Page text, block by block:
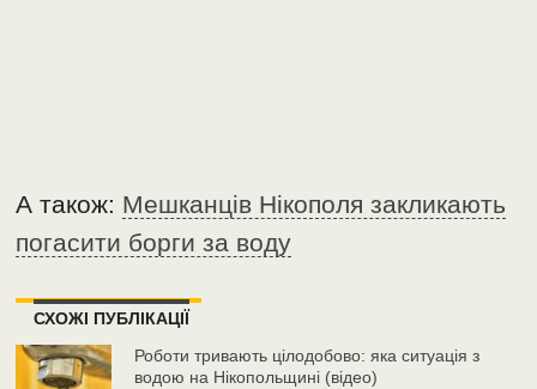
А також: Мешканців Нікополя закликають
погасити борги за воду
СХОЖІ ПУБЛІКАЦІЇ
Роботи тривають цілодобово: яка ситуація з
водою на Нікопольщині (відео)